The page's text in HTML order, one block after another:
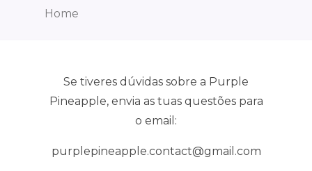
Home
Se tiveres dúvidas sobre a Purple
Pineapple, envia as tuas questões para
o email:
purplepineapple.contact@gmail.com